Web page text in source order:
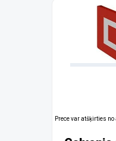
Prece var atšķirties